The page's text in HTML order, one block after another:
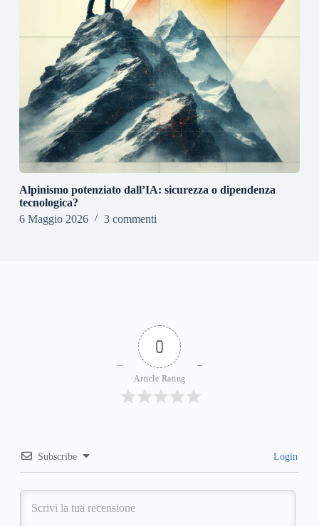
Alpinismo potenziato dall’IA: sicurezza o dipendenza
tecnologica?
6 Maggio 2026
3 commenti
0
Article Rating
Subscribe Login